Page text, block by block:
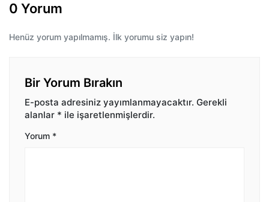
0 Yorum
Henüz yorum yapılmamış. İlk yorumu siz yapın!
Bir Yorum Bırakın
E-posta adresiniz yayımlanmayacaktır. Gerekli
alanlar * ile işaretlenmişlerdir.
Yorum *